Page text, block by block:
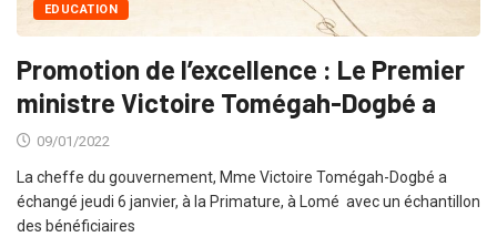
EDUCATION
Promotion de l’excellence : Le Premier
ministre Victoire Tomégah-Dogbé a
09/01/2022
La cheffe du gouvernement, Mme Victoire Tomégah-Dogbé a
échangé jeudi 6 janvier, à la Primature, à Lomé avec un échantillon
des bénéficiaires